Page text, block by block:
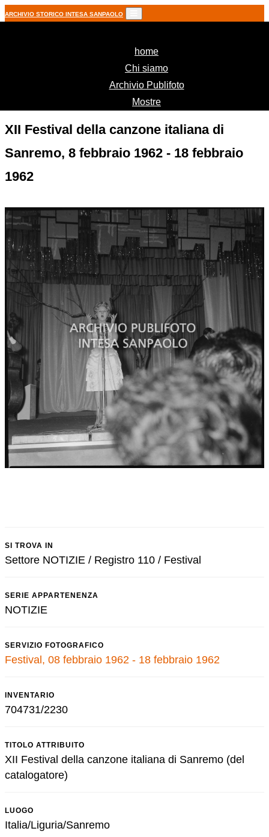
ARCHIVIO STORICO INTESA SANPAOLO
home(current)
Chi siamo
Archivio Publifoto
Mostre
XII Festival della canzone italiana di
Sanremo, 8 febbraio 1962 - 18 febbraio
1962
SI TROVA IN
Settore NOTIZIE / Registro 110 / Festival
SERIE APPARTENENZA
NOTIZIE
SERVIZIO FOTOGRAFICO
Festival, 08 febbraio 1962 - 18 febbraio 1962
INVENTARIO
704731/2230
TITOLO ATTRIBUITO
XII Festival della canzone italiana di Sanremo (del
catalogatore)
LUOGO
Italia/Liguria/Sanremo